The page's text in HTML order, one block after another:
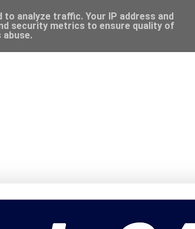
analyze traffic. Your IP address and
security metrics to ensure quality of